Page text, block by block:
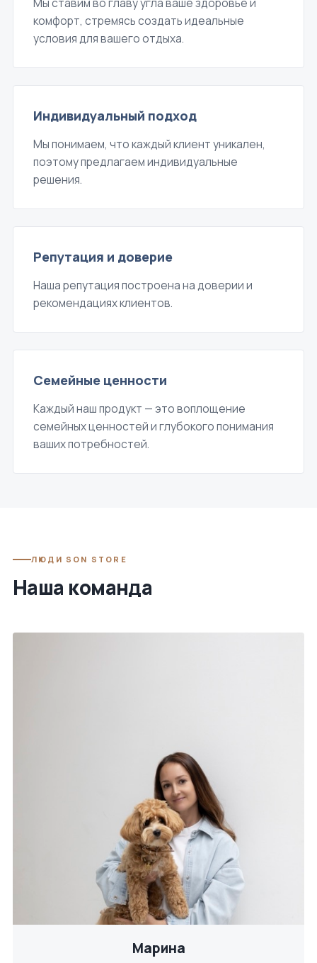
комфорт, стремясь создать идеальные
условия для вашего отдыха.
Индивидуальный подход
Мы понимаем, что каждый клиент уникален,
поэтому предлагаем индивидуальные
решения.
Репутация и доверие
Наша репутация построена на доверии и
рекомендациях клиентов.
Семейные ценности
Каждый наш продукт — это воплощение
семейных ценностей и глубокого понимания
ваших потребностей.
ЛЮДИ SON STORE
Наша команда
Марина